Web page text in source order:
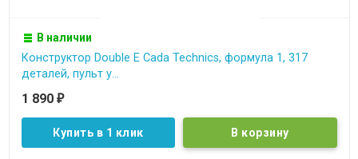
В наличии
Конструктор Double E Cada Technics, формула 1, 317
деталей, пульт у...
1 890 ₽
Купить в 1 клик